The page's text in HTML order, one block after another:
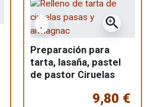
zoom_in
Preparación para
tarta, lasaña, pastel
de pastor Ciruelas
9,80 €